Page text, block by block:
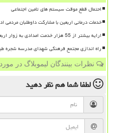
احتمال قطع موقت سیستم های تامین اجتماعی
خدمات درمانی اربعین با مشارکت داوطلبان مردمی
ارایه بیشتر از 55 هزار خدمت امدادی به زوار اربعین توسط هلال احمر
راه اندازی مجتمع فرهنگی شهدای مدرسه شجره
نظرات بینندگان لیموبلاگ در
لطفا شما همنظر دهید